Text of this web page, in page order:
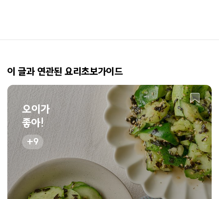
이 글과 연관된 요리초보가이드
오이가
좋아!
9